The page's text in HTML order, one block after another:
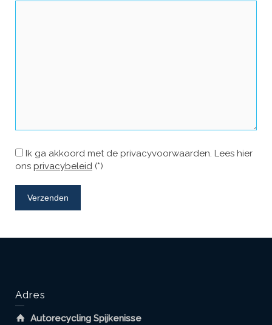
Ik ga akkoord met de privacyvoorwaarden. Lees hier
ons privacybeleid (*)
Adres
Autorecycling Spijkenisse